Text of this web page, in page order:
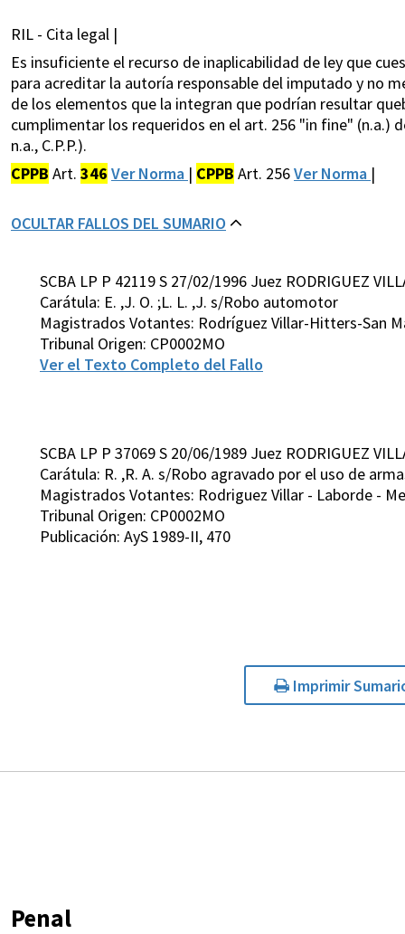
RIL - Cita legal |
Es insuficiente el recurso de inaplicabilidad de ley que
para acreditar la autoría responsable del imputado y no
de los elementos que la integran que podrían resultar
cumplimentar los requeridos en el art. 256 "in fine" (n.a.)
n.a., C.P.P.).
CPPB Art. 346 Ver Norma | CPPB Art. 256Ver Norma |
OCULTAR FALLOS DEL SUMARIO
SCBA LP P 42119 S 27/02/1996 Juez RODRIGUEZ
Carátula: E. ,J. O. ;L. L. ,J. s/Robo automotor
Magistrados Votantes: Rodríguez Villar-Hitters-San
Tribunal Origen: CP0002MO
Ver el Texto Completo del Fallo
SCBA LP P 37069 S 20/06/1989 Juez RODRIGUEZ
Carátula: R. ,R. A. s/Robo agravado por el uso de
Magistrados Votantes: Rodriguez Villar - Laborde -
Tribunal Origen: CP0002MO
Publicación: AyS 1989-II, 470
Imprimir
Penal